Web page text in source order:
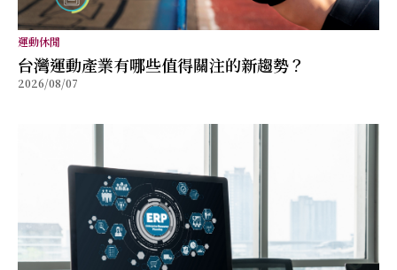
運動休閒
台灣運動產業有哪些值得關注的新趨勢？
2026/08/07